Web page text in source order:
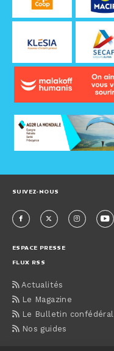
SUIVEZ-NOUS
ESPACE PRESSE
FLUX RSS
Actualités
Le Magazine
Le Bulletin confédéral
Nos guides